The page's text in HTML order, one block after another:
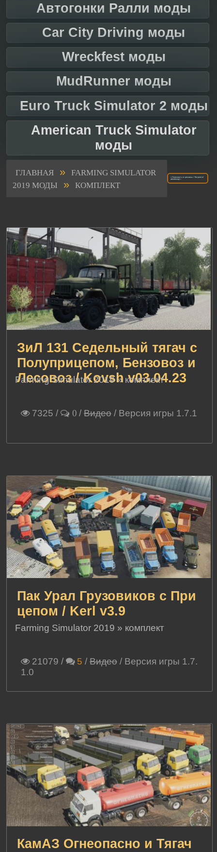
Автогонки Ралли моды
Car City Driving моды
Wreckfest моды
MudRunner моды
Euro Truck Simulator 2 моды
American Truck Simulator
моды
ГЛАВНАЯ »
FARMING SIMULATOR
2019 МОДЫ
» КОМПЛЕКТ
« Полезность от рекламы / The point of
advertising! »
ЗиЛ 131 Седельный тягач с
Полуприцепом, Бензовоз и
Лесовоз / Kovsh v03.04.23
Farming Simulator 2019» комплект
7325 / 0 /Видео/ Версия игры 1.7.1
Пак Урал Грузовиков с При
цепом / Kerl v3.9
Farming Simulator 2019 » комплект
21079 / 5 /Видео/ Версия игры 1.7.
1.0
КамАЗ Огнеопасно и Тягач